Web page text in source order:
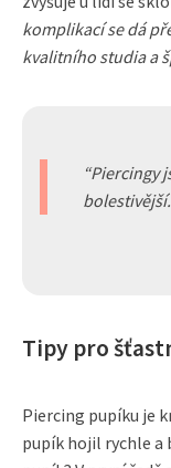
komplikací se dá
kvalitního studia a
Piercingy
bolestivější.
Tipy pro
Piercing pupíku je
pupík hojil rychle a